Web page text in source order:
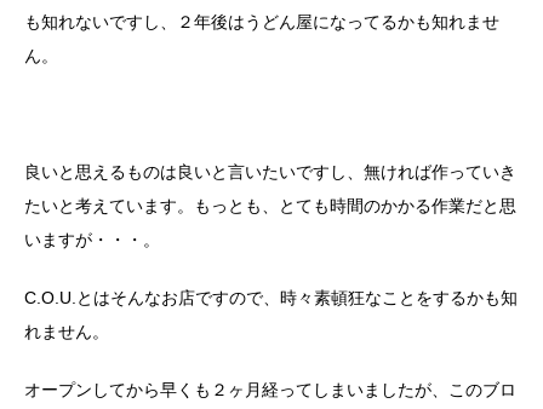
も知れないですし、２年後はうどん屋になってるかも知れませ
ん。
良いと思えるものは良いと言いたいですし、無ければ作っていき
たいと考えています。もっとも、とても時間のかかる作業だと思
いますが・・・。
C.O.U.とはそんなお店ですので、時々素頓狂なことをするかも知
れません。
オープンしてから早くも２ヶ月経ってしまいましたが、このブロ